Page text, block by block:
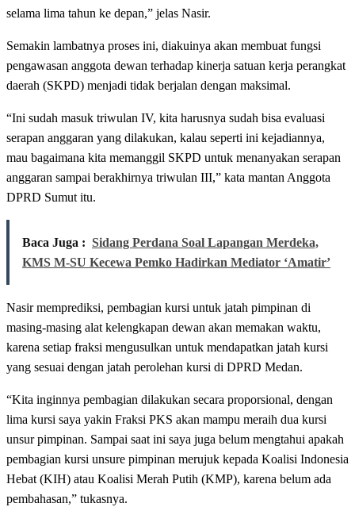
selama lima tahun ke depan,” jelas Nasir.
Semakin lambatnya proses ini, diakuinya akan membuat fungsi
pengawasan anggota dewan terhadap kinerja satuan kerja perangkat
daerah (SKPD) menjadi tidak berjalan dengan maksimal.
“Ini sudah masuk triwulan IV, kita harusnya sudah bisa evaluasi
serapan anggaran yang dilakukan, kalau seperti ini kejadiannya,
mau bagaimana kita memanggil SKPD untuk menanyakan serapan
anggaran sampai berakhirnya triwulan III,” kata mantan Anggota
DPRD Sumut itu.
Baca Juga : Sidang Perdana Soal Lapangan Merdeka,
KMS M-SU Kecewa Pemko Hadirkan Mediator ‘Amatir’
Nasir memprediksi, pembagian kursi untuk jatah pimpinan di
masing-masing alat kelengkapan dewan akan memakan waktu,
karena setiap fraksi mengusulkan untuk mendapatkan jatah kursi
yang sesuai dengan jatah perolehan kursi di DPRD Medan.
“Kita inginnya pembagian dilakukan secara proporsional, dengan
lima kursi saya yakin Fraksi PKS akan mampu meraih dua kursi
unsur pimpinan. Sampai saat ini saya juga belum mengtahui apakah
pembagian kursi unsure pimpinan merujuk kepada Koalisi Indonesia
Hebat (KIH) atau Koalisi Merah Putih (KMP), karena belum ada
pembahasan,” tukasnya.